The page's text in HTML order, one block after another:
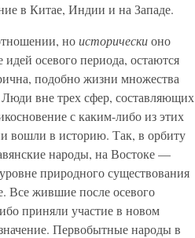
в Китае, Индии и на Западе.
ноисторическионо
осевого периода, остаются
подобно жизни множества
вне трех сфер, составляющих
с каким-либо из этих
вошли в историю. Так, в орбиту
народы, на Востоке —
природного существования
Все жившие после осевого
приняли участие в новом
Первобытные народы в